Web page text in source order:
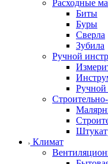
Расходные
Биты
Буры
Сверла
Зубила
Ручной
Ручной
Климат